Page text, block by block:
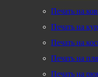
Печать на
Печать на
Печать на
Печать на
Печать на